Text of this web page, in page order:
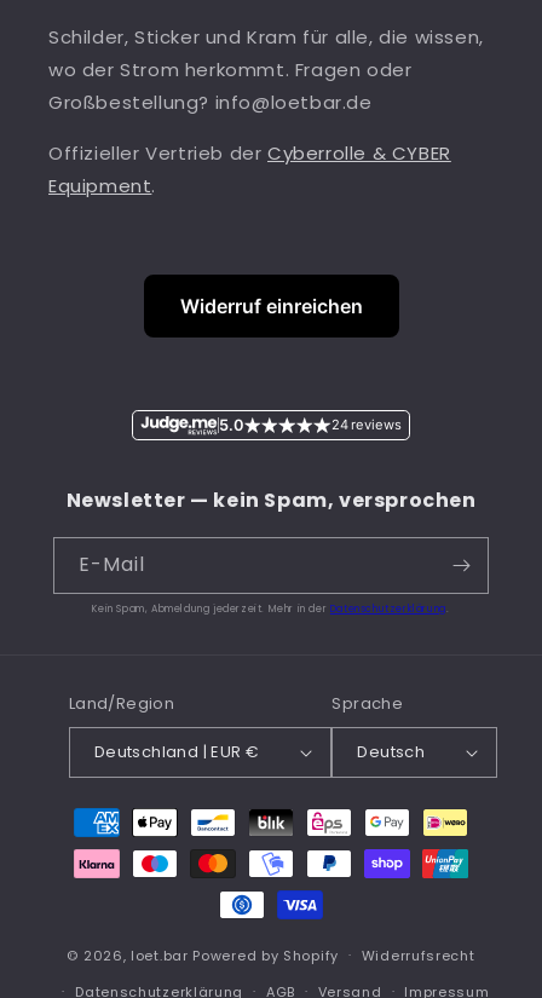
Schilder, Sticker und Kram für alle, die wissen,
wo der Strom herkommt. Fragen oder
Großbestellung? info@loetbar.de
Offizieller Vertrieb derCyberrolle & CYBER
Equipment.
Widerruf einreichen
5.0 24 reviews
Newsletter — kein Spam, versprochen
E-Mail
Kein Spam, Abmeldung jederzeit. Mehr in der Datenschutzerklärung.
Land/Region
Deutschland | EUR €
Sprache
Deutsch
Zahlungsmethoden
© 2026, loet.bar Powered by Shopify
Widerrufsrecht
Datenschutzerklärung
AGB Versand Impressum